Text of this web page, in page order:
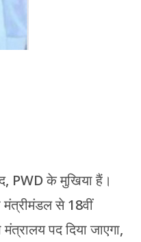
PWD के मुखिया हैं।
मंत्रीमंडल से 18वीं
पद दिया जाएगा,